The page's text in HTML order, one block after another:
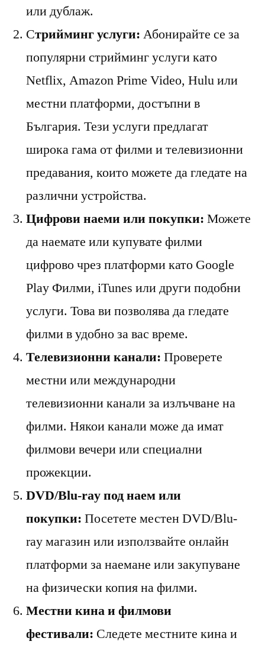
или дублаж.
Стрийминг услуги: Абонирайте се за
популярни стрийминг услуги като
Netflix, Amazon Prime Video, Hulu или
местни платформи, достъпни в
България. Тези услуги предлагат
широка гама от филми и телевизионни
предавания, които можете да гледате на
различни устройства.
Цифрови наеми или покупки: Можете
да наемате или купувате филми
цифрово чрез платформи като Google
Play Филми, iTunes или други подобни
услуги. Това ви позволява да гледате
филми в удобно за вас време.
Телевизионни канали: Проверете
местни или международни
телевизионни канали за излъчване на
филми. Някои канали може да имат
филмови вечери или специални
прожекции.
DVD/Blu-ray под наем или
покупки: Посетете местен DVD/Blu-
ray магазин или използвайте онлайн
платформи за наемане или закупуване
на физически копия на филми.
Местни кина и филмови
фестивали: Следете местните кина и